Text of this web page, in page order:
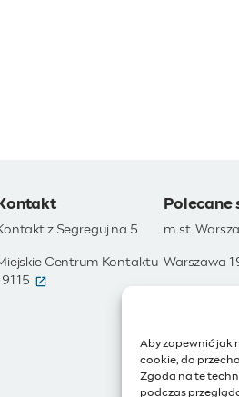
Aby zapewnić jak
cookie, do
Zgoda na te
podczas
z Segreguj na 5
Centrum Kontaktu
Polecane
m.st.
Warszawa
IoT -